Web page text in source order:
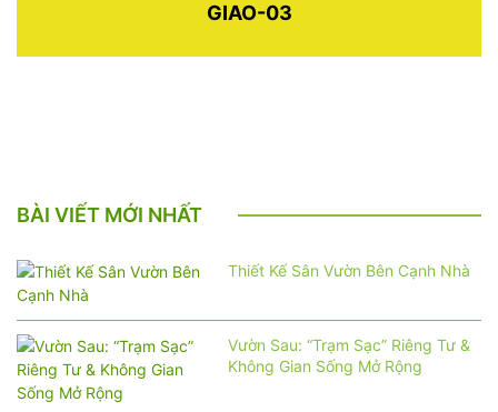
GIAO-03
BÀI VIẾT MỚI NHẤT
Thiết Kế Sân Vườn Bên Cạnh Nhà
Vườn Sau: “Trạm Sạc” Riêng Tư &
Không Gian Sống Mở Rộng